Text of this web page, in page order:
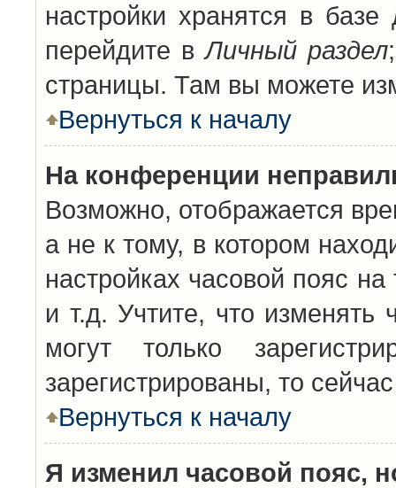
настройки хранятся в
перейдите вЛичный раздел
страницы. Там вы можете
Вернуться к началу
На конференции
Возможно, отображается
а не к тому, в котором
настройках часовой пояс
и т.д. Учтите, что изменять
могут только
зарегистрированы, то
Вернуться к началу
Я изменил часовой пояс,